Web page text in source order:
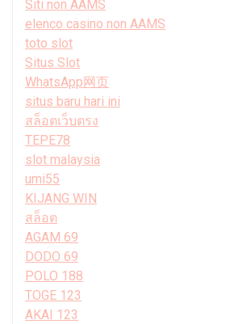
Siti non AAMS
elenco casino non AAMS
toto slot
Situs Slot
WhatsApp网页
situs baru hari ini
สล็อตเว็บตรง
TEPE78
slot malaysia
umi55
KIJANG WIN
สล็อต
AGAM 69
DODO 69
POLO 188
TOGE 123
AKAI 123